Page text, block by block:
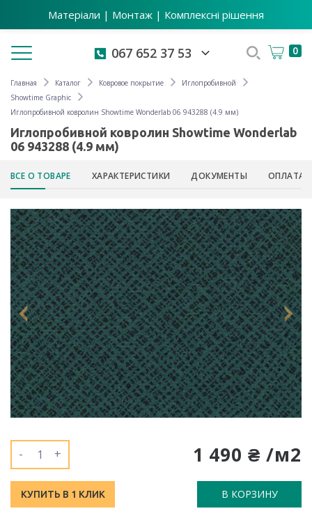
Матеріали | Монтаж | Комплексні рішення
Toggle navigation 067 652 37 53 0
Главная Каталог Ковровое покрытие
Иглопробивной
Showtime Graphic
Иглопробивной ковролин Showtime Wonderlab 06 943288 (4.9 мм)
Иглопробивной ковролин Showtime Wonderlab
06 943288 (4.9 мм)
ВСЕ О ТОВАРЕ ХАРАКТЕРИСТИКИ ДОКУМЕНТЫ ОПЛАТА
1 490 ₴ /м2
- +
КУПИТЬ В 1 КЛИК В КОРЗИНУ